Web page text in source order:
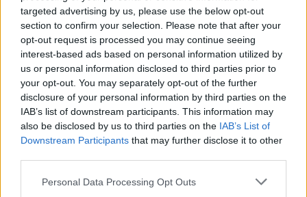
targeted advertising by us, please use the below opt-out
section to confirm your selection. Please note that after your
opt-out request is processed you may continue seeing
interest-based ads based on personal information utilized by
us or personal information disclosed to third parties prior to
your opt-out. You may separately opt-out of the further
disclosure of your personal information by third parties on the
IAB’s list of downstream participants. This information may
also be disclosed by us to third parties on the IAB’s List of
Downstream Participants that may further disclose it to other
Personal Data Processing Opt Outs
Município investe em Rede de formação em SBV-
DAE
6/08/2026